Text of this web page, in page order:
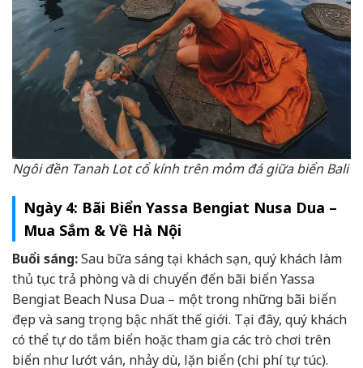
Ngôi đền Tanah Lot cổ kính trên mỏm đá giữa biển Bali
Ngày 4: Bãi Biển Yassa Bengiat Nusa Dua –
Mua Sắm & Về Hà Nội
Buổi sáng:Sau bữa sáng tại khách sạn, quý khách làm
thủ tục trả phòng và di chuyển đến bãi biển Yassa
Bengiat Beach Nusa Dua – một trong những bãi biển
đẹp và sang trọng bậc nhất thế giới. Tại đây, quý khách
có thể tự do tắm biển hoặc tham gia các trò chơi trên
biển như lướt ván, nhảy dù, lặn biển (chi phí tự túc).